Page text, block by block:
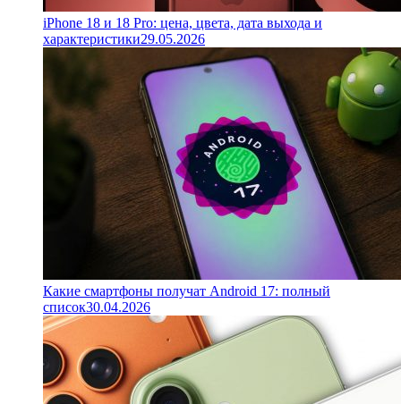
iPhone 18 и 18 Pro: цена, цвета, дата выхода и
характеристики29.05.2026
Какие смартфоны получат Android 17: полный
список30.04.2026